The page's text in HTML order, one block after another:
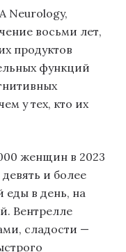
Neurology,
восьми лет,
продуктов
функций
у тех, кто их
женщин в 2023
и более
еды в день, на
Вентрелле
сладости —